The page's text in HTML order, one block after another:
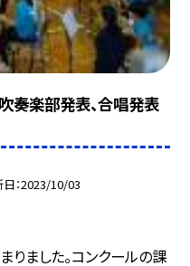
楽部発表、合唱発表
日 2023/10/03
ました。コンクールの課